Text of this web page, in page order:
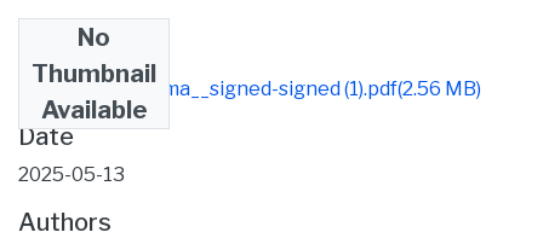
No
Thumbnail
Available
Tesis_última_firma__signed-signed (1).pdf(2.56 MB)
Date
2025-05-13
Authors